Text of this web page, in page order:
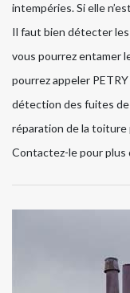
intempéries. Si elle
Il faut bien détecter les
vous pourrez entamer
pourrez appeler
détection des fuites de
réparation de la toiture
Contactez-le pour plus